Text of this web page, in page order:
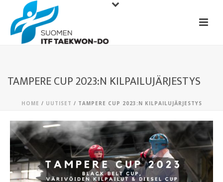
TAMPERE CUP 2023:N KILPAILUJÄRJESTYS
HOME / UUTISET / TAMPERE CUP 2023:N KILPAILUJÄRJESTYS